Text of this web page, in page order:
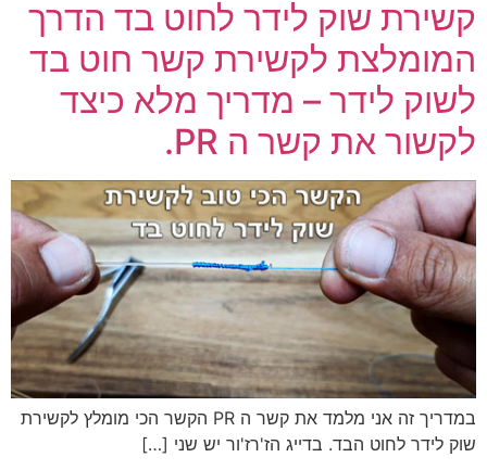
קשירת שוק לידר לחוט בד הדרך
המומלצת לקשירת קשר חוט בד
לשוק לידר – מדריך מלא כיצד
לקשור את קשר ה PR.
במדריך זה אני מלמד את קשר ה PR הקשר הכי מומלץ לקשירת
שוק לידר לחוט הבד. בדייג הז'רז'ור יש שני […]